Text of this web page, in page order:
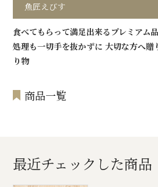
魚匠えびす
食べてもらって満足出来るプレミアム
処理も一切手を抜かずに 大切な方へ贈
り物
商品一覧
最近チェックした商品